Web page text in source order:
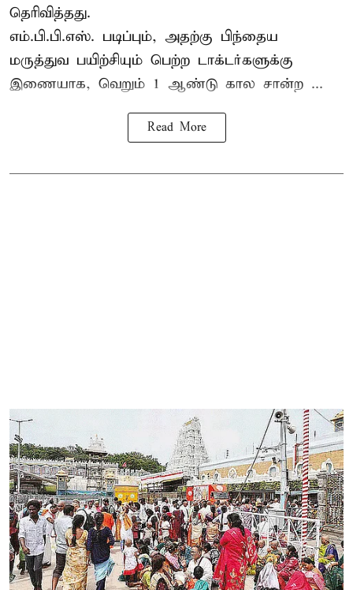
தெரிவித்தது.
எம்.பி.பி.எஸ். படிப்பும், அதற்கு பிந்தைய
மருத்துவ பயிற்சியும் பெற்ற டாக்டர்களுக்கு
இணையாக, வெறும் 1 ஆண்டு கால சான்ற ...
Read More